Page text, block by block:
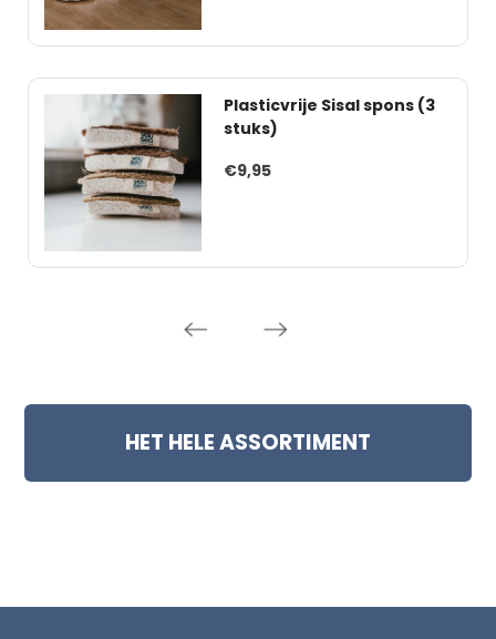
Plasticvrije Sisal spons (3
stuks)
€9,95
HET HELE ASSORTIMENT